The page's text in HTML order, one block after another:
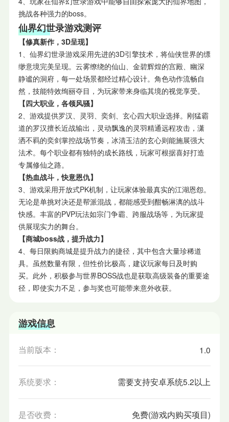
挑战各种强力的boss。
仙界幻世录游戏测评
【修真新作，3D呈现】
1、仙界幻世录游戏采用先进的3D引擎技术，将仙侠世界的缥
缈意境完美呈现。云雾缭绕的仙山、金碧辉煌的宫殿、幽深
静谧的洞府，每一处场景都经过精心设计。角色动作流畅自
然，技能特效绚丽夺目，为玩家带来身临其境的视觉享受。
【四大职业， 各领风骚】
2、游戏提供罗汉、灵羽、奕剑、玄心四大职业选择。刚猛霸
道的罗汉擅长近战输出，灵动飘逸的灵羽精通远程攻击，潇
洒不羁的奕剑掌控战场节奏，冰清玉洁的玄心则能施展强大
法术。每个职业都有独特的成长路线，玩家可根据喜好打造
专属修仙之路。
【热血战斗，快意恩仇】
3、游戏采用开放式PK机制，让玩家体验最真实的江湖恩怨。
无论是单挑对决还是帮派混战，都能感受到酣畅淋漓的战斗
快感。丰富的PVP玩法如宗门争霸、跨服战场等，为玩家提
供展现实力的舞台。
【商城boss战，提升战力】
4、每日限购商城是提升战力的捷径，其中包含大量珍稀道
具。虽然数量有限，但性价比极高，建议玩家每日及时购
买。此外，积极参与世界BOSS战也是获取高级装备的重要途
径，即使实力不足，参与奖也可能带来意外收获。
游戏信息
当前版本： 1.0
系统要求： 需要支持安卓系统5.2以上
是否收费： 免费(游戏内购买项目)